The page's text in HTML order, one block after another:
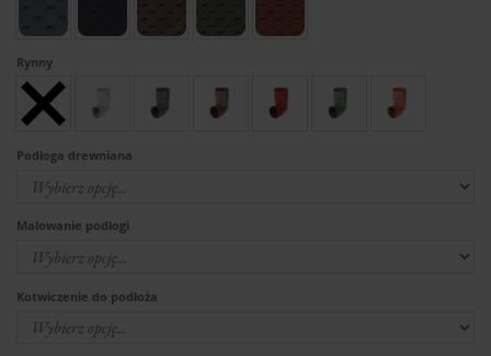
Rynny
Podłoga drewniana
Malowanie podłogi
Kotwiczenie do podłoża